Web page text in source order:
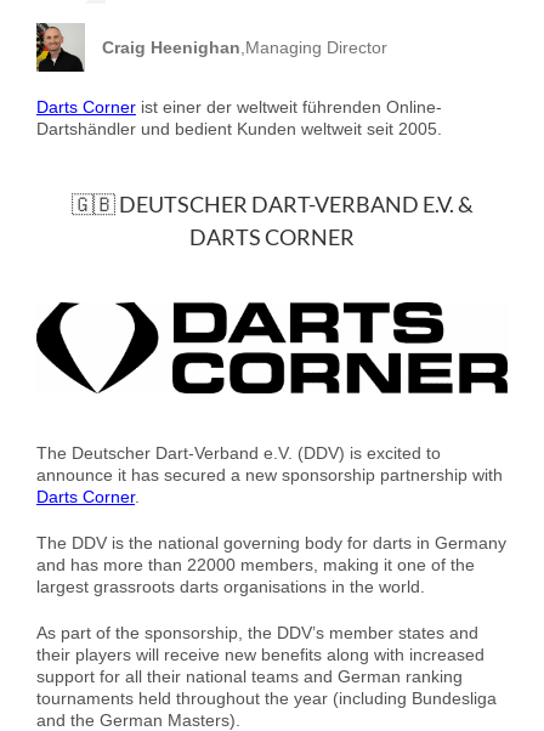
Craig Heenighan Managing Director
Darts Cornerist einer der weltweit führenden Online-
Dartshändler und bedient Kunden weltweit seit 2005.
🇬🇧 DEUTSCHER DART-VERBAND E.V. &
DARTS CORNER
The Deutscher Dart-Verband e.V. (DDV) is excited to
announce it has secured a new sponsorship partnership with
Darts Corner.
The DDV is the national governing body for darts in Germany
and has more than 22000 members, making it one of the
largest grassroots darts organisations in the world.
As part of the sponsorship, the DDV’s member states and
their players will receive new benefits along with increased
support for all their national teams and German ranking
tournaments held throughout the year (including Bundesliga
and the German Masters).